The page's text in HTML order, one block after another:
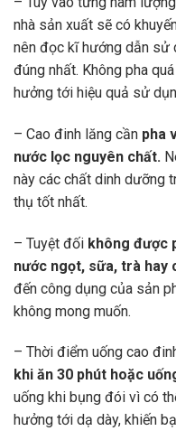
nhà sản xuất sẽ có
nên đọc kĩ hướng dẫn sử
đúng nhất. Không pha
hưởng tới hiệu quả sử
– Cao đinh lăng cần pha
nước lọc nguyên chất.
này các chất dinh dưỡng
thụ tốt nhất.
– Tuyệt đối không được
nước ngọt, sữa, trà hay
đến công dụng của sản
không mong muốn.
– Thời điểm uống cao
khi ăn 30 phút hoặc
uống khi bụng đói vì có
hưởng tới dạ dày, khiến